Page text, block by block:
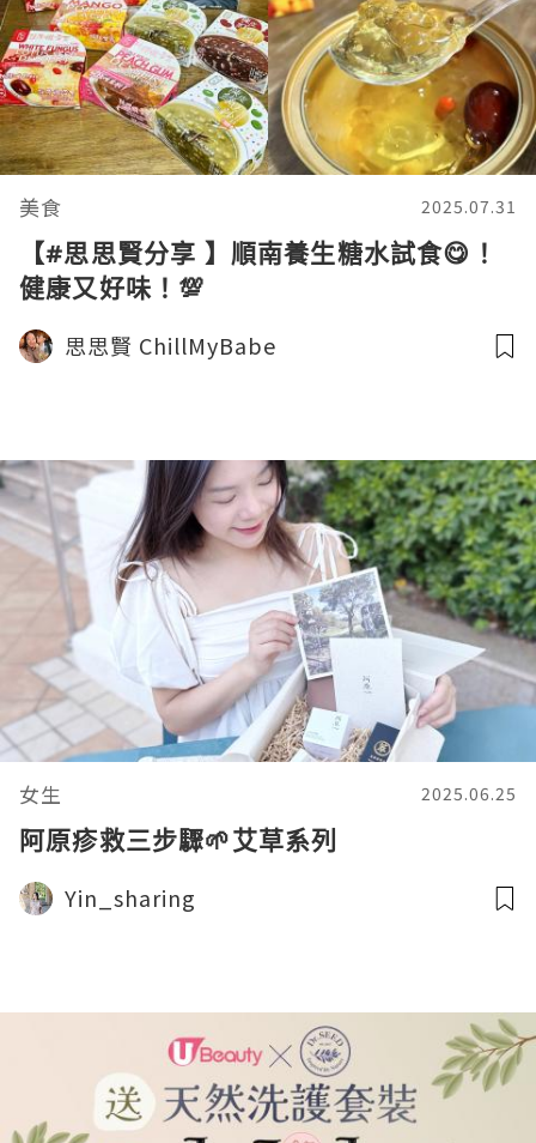
美食 2025.07.31
【#思思賢分享 】順南養生糖水試食😋！
健康又好味！💯
思思賢 ChillMyBabe
女生 2025.06.25
阿原疹救三步驟🌱艾草系列
Yin_sharing